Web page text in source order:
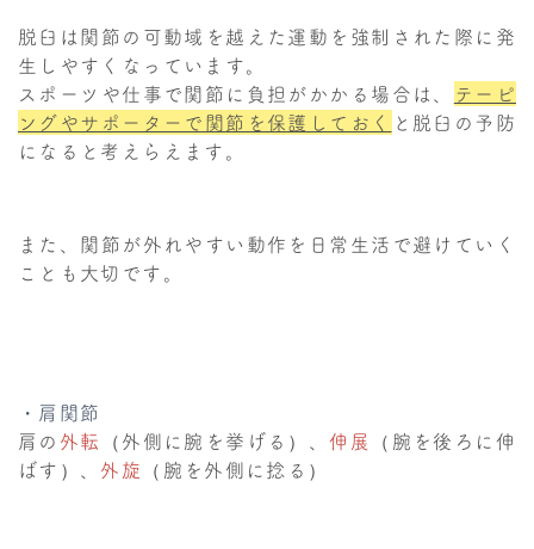
脱臼は関節の可動域を越えた運動を強制された際に発
生しやすくなっています。
スポーツや仕事で関節に負担がかかる場合は、
テーピ
ングやサポーターで関節を保護しておく と脱臼の予防
になると考えらえます。
また、関節が外れやすい動作を日常生活で避けていく
ことも大切です。
・肩関節
肩の 外転 （外側に腕を挙げる）、 伸展
（腕を後ろに伸
ばす）、 外旋 （腕を外側に捻る）